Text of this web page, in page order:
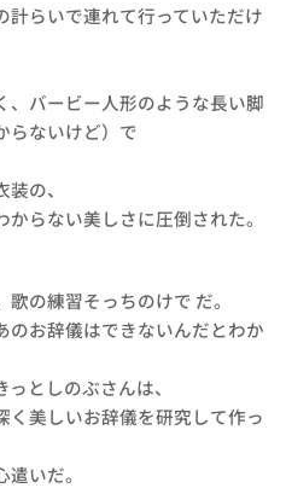
らいで連れて行っていただけ
、バービー人形のような長い脚
らないけど）で
の、
らない美しさに圧倒された。
の練習そっちのけで だ。
のお辞儀はできないんだとわか
としのぶさんは、
美しいお辞儀を研究して作っ
いだ。